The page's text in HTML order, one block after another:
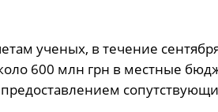
ученых, в течение
600 млн грн в местные